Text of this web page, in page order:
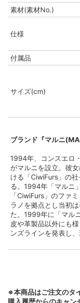
素材(素材No.)
仕様
付属品
サイズ(cm)
ブランド『マルニ
1994年、コンスエロ
がマルニを設立。彼
ける「CiwiFurs」の
る。1994年「マルニ
「CiwiFurs」のファ
ラノを拠点とし当初
た。1999年に「マル
皮や革製品以外にも
ンズラインを発表し
※本商品はご注文のタ